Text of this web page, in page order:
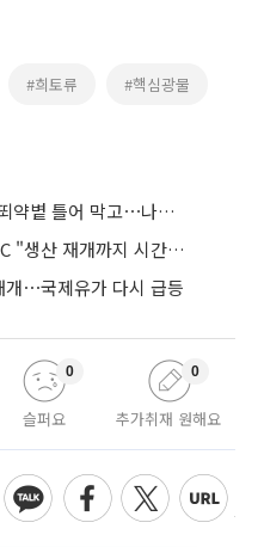
#희토류 #핵심광물
초대형 자동 파라솔 수백개로 뙤약볕 틀어 막고⋯나라별 폭염 생존법
일본 강진 사망자 28명⋯TSMC "생산 재개까지 시간 필요해"
개⋯국제유가 다시 급등
슬퍼요
0
추가취재 원해요
0